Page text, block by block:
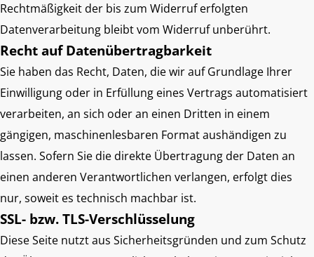
Rechtmäßigkeit der bis zum Widerruf erfolgten
Datenverarbeitung bleibt vom Widerruf unberührt.
Recht auf Datenübertragbarkeit
Sie haben das Recht, Daten, die wir auf Grundlage Ihrer
Einwilligung oder in Erfüllung eines Vertrags automatisiert
verarbeiten, an sich oder an einen Dritten in einem
gängigen, maschinenlesbaren Format aushändigen zu
lassen. Sofern Sie die direkte Übertragung der Daten an
einen anderen Verantwortlichen verlangen, erfolgt dies
nur, soweit es technisch machbar ist.
SSL- bzw. TLS-Verschlüsselung
Diese Seite nutzt aus Sicherheitsgründen und zum Schutz